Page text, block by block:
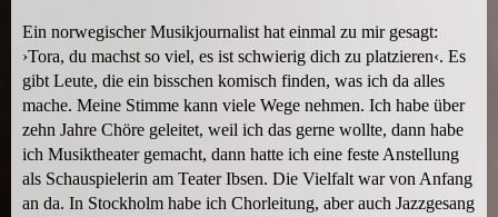
Ein norwegischer Musikjournalist hat einmal zu mir gesagt:
›Tora, du machst so viel, es ist schwierig dich zu platzieren‹. Es
gibt Leute, die ein bisschen komisch finden, was ich da alles
mache. Meine Stimme kann viele Wege nehmen. Ich habe über
zehn Jahre Chöre geleitet, weil ich das gerne wollte, dann habe
ich Musiktheater gemacht, dann hatte ich eine feste Anstellung
als Schauspielerin am Teater Ibsen. Die Vielfalt war von Anfang
an da. In Stockholm habe ich Chorleitung, aber auch Jazzgesang